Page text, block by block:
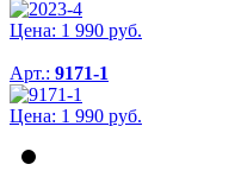
Цена: 1 990 руб.
Арт.: 9171-1
Цена: 1 990 руб.